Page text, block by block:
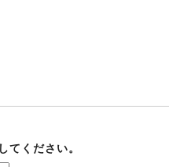
てください。